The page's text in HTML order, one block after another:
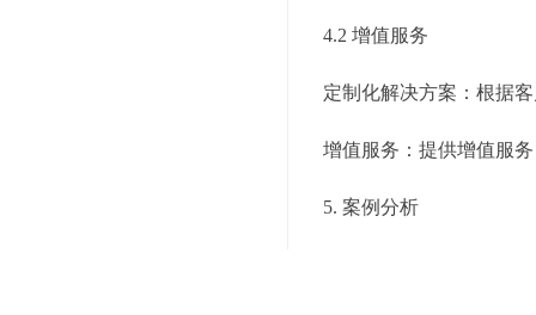
4.2 增值服务
定制化解决方案：根据
增值服务：提供增值服
5. 案例分析